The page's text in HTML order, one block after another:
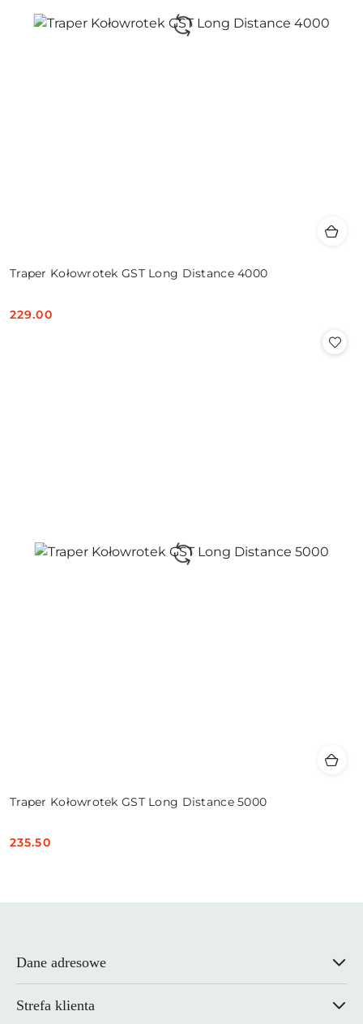
Traper Kołowrotek GST Long Distance 4000
Cena:
229.00
Traper Kołowrotek GST Long Distance 5000
Cena:
235.50
Dane adresowe
Strefa klienta